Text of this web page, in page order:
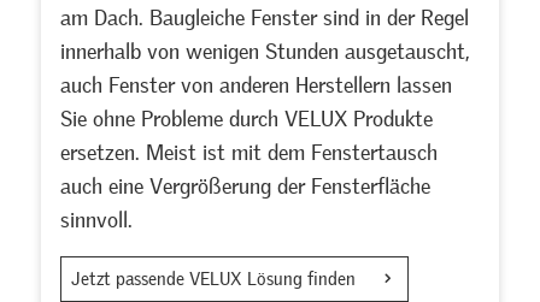
am Dach. Baugleiche Fenster sind in der Regel
innerhalb von wenigen Stunden ausgetauscht,
auch Fenster von anderen Herstellern lassen
Sie ohne Probleme durch VELUX Produkte
ersetzen. Meist ist mit dem Fenstertausch
auch eine Vergrößerung der Fensterfläche
sinnvoll.
Jetzt passende VELUX Lösung finden